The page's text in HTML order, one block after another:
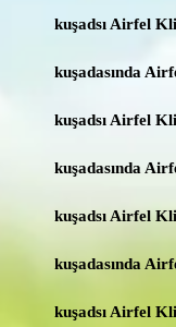
kuşadsı Airfel
kuşadasında
kuşadsı Airfel
kuşadasında
kuşadsı Airfel
kuşadasında
kuşadsı Airfel